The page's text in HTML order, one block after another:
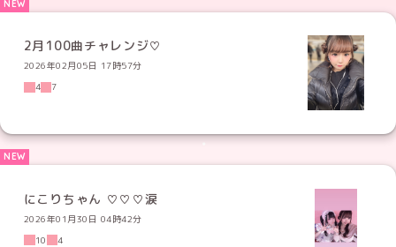
2月100曲チャレンジ♡
2026年02月05日 17時57分
4
7
にこりちゃん ♡♡♡涙
2026年01月30日 04時42分
10
4